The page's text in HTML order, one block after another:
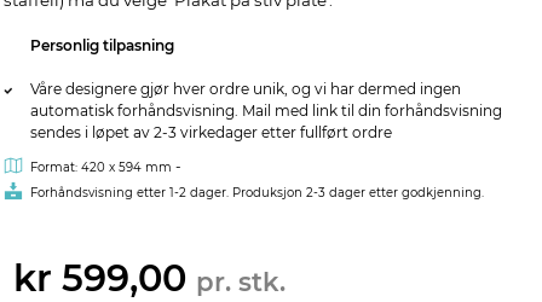
Personlig tilpasning
Våre designere gjør hver ordre unik, og vi har dermed ingen
automatisk forhåndsvisning. Mail med link til din forhåndsvisning
sendes i løpet av 2-3 virkedager etter fullført ordre
Format: 420 x 594 mm -
Forhåndsvisning etter 1-2 dager. Produksjon 2-3 dager etter godkjenning.
kr 599,00 pr. stk.